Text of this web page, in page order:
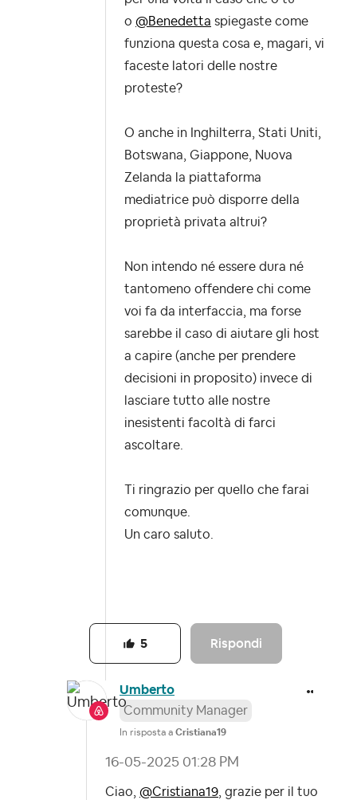
o @Benedetta spiegaste come
funziona questa cosa e, magari, vi
faceste latori delle nostre
proteste?
O anche in Inghilterra, Stati Uniti,
Botswana, Giappone, Nuova
Zelanda la piattaforma
mediatrice può disporre della
proprietà privata altrui?
Non intendo né essere dura né
tantomeno offendere chi come
voi fa da interfaccia, ma forse
sarebbe il caso di aiutare gli host
a capire (anche per prendere
decisioni in proposito) invece di
lasciare tutto alle nostre
inesistenti facoltà di farci
ascoltare.
Ti ringrazio per quello che farai
comunque.
Un caro saluto.
Rispondi
5
Umberto
Community Manager
In risposta a Cristiana19
‎16-05-2025 01:28 PM
Ciao, @Cristiana19 , grazie per il tuo